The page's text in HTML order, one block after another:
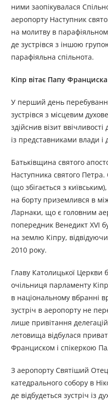
ними заопікувалася
аеропорту Наступник
на молитву в
де зустрівся з іншою
парафіяльна спільнота.
Кіпр вітає Папу Франциска
У перший день
зустрівся з місцевим
здійснив візит
із представниками влади
Батьківщина святого
Наступника святого
(що збігається з
на борту приземлився в
Ларнаки, що є головним
попередник Венедикт XVI
на землю Кіпру,
2010 року.
Главу Католицької Церкви
очільниця парламенту
в національному вбранні
зустріч в аеропорту не
лише привітання
летовища відбулася
Франциском і спікеркою
З аеропорту Святіший
катедрального собору в
де відбудеться зустріч із